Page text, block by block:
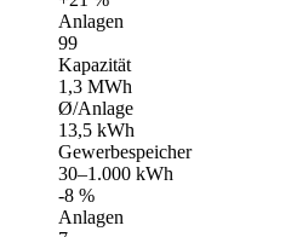
Anlagen
99
Kapazität
1,3 MWh
Ø/Anlage
13,5 kWh
Gewerbespeicher
30–1.000 kWh
-8 %
Anlagen